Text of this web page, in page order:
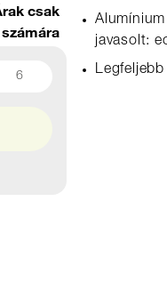
csak
6
javasolt: